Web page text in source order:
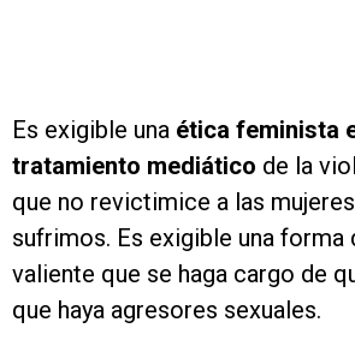
Es exigible una ética feminista
tratamiento mediático de la
que no revictimice a las
sufrimos. Es exigible una forma
valiente que se haga cargo de
que haya agresores sexuales.